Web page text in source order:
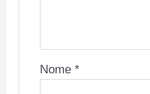
Nome *